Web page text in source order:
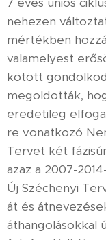
nehezen
mértékben
valamelyest
kötött
megoldották,
eredetileg
re vonatkozó
Tervet két
azaz a 2007-
Új Széchenyi
át és
áthangolásokkal